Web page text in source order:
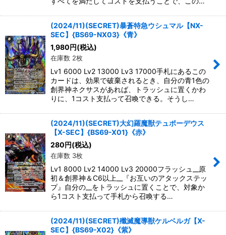
(2024/11)(SECRET)暴蒼特急ウシュマル【NX-
SEC】{BS69-NX03}《青》
1,980 円(税込)
在庫数 2枚
Lv1 6000 Lv2 13000 Lv3 17000手札にあるこの
カードは、効果で破棄されるとき、自分の青1色の
創界神ネクサスがあれば、トラッシュに置くかわ
りに、1コスト支払って召喚できる。そうし…
(2024/11)(SECRET)大幻羅魔獣テュポーデウス
【X-SEC】{BS69-X01}《赤》
280 円(税込)
在庫数 3枚
Lv1 8000 Lv2 14000 Lv3 20000フラッシュ__原
初＆創界神＆C6以上__『お互いのアタックステッ
プ』自分の__をトラッシュに置くことで、対象か
ら1コスト支払って手札から召喚する…
(2024/11)(SECRET)殲滅魔導獣ケルベルガ【X-
SEC】{BS69-X02}《紫》